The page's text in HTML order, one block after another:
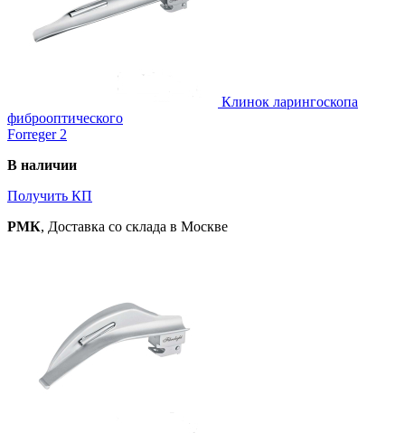
Клинок ларингоскопа
фиброоптического
Forreger 2
В наличии
Получить КП
РМК, Доставка со склада в Москве